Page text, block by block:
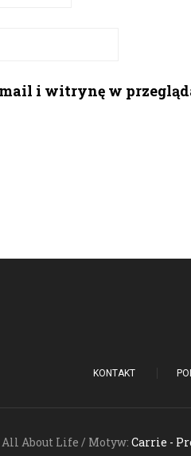
mail i witrynę w
KONTAKT
About Life / Motyw: Carrie -